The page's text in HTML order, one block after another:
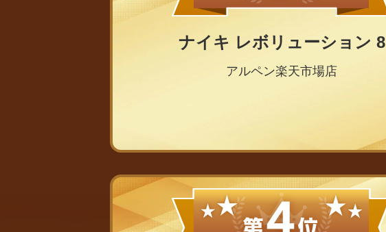
ナイキ レボリューション 8
アルペン楽天市場店